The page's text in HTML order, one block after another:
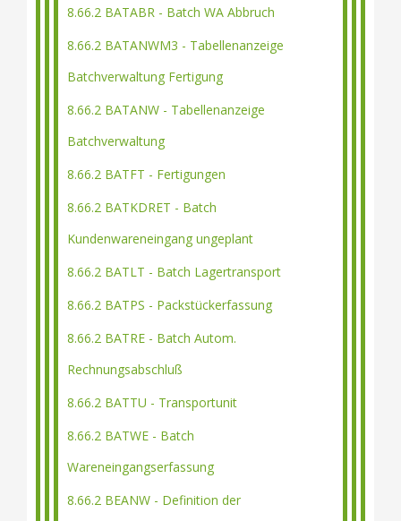
8.66.2 BATABR - Batch WA Abbruch
8.66.2 BATANWM3 - Tabellenanzeige
Batchverwaltung Fertigung
8.66.2 BATANW - Tabellenanzeige
Batchverwaltung
8.66.2 BATFT - Fertigungen
8.66.2 BATKDRET - Batch
Kundenwareneingang ungeplant
8.66.2 BATLT - Batch Lagertransport
8.66.2 BATPS - Packstückerfassung
8.66.2 BATRE - Batch Autom.
Rechnungsabschluß
8.66.2 BATTU - Transportunit
8.66.2 BATWE - Batch
Wareneingangserfassung
8.66.2 BEANW - Definition der